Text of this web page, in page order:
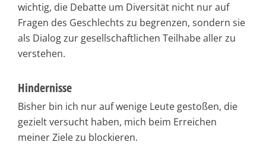
wichtig, die Debatte um Diversität nicht nur auf
Fragen des Geschlechts zu begrenzen, sondern sie
als Dialog zur gesellschaftlichen Teilhabe aller zu
verstehen.
Hindernisse
Bisher bin ich nur auf wenige Leute gestoßen, die
gezielt versucht haben, mich beim Erreichen
meiner Ziele zu blockieren.